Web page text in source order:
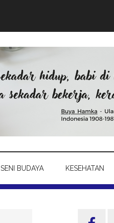
SENI BUDAYA KESEHATAN
Sidebar